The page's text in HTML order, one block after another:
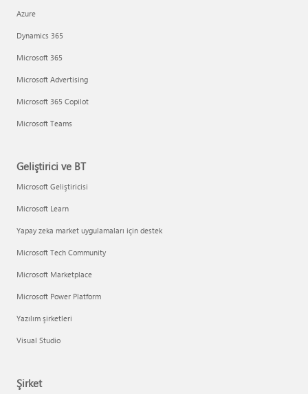
Azure
Dynamics 365
Microsoft 365
Microsoft Advertising
Microsoft 365 Copilot
Microsoft Teams
Geliştirici ve BT
Microsoft Geliştiricisi
Microsoft Learn
Yapay zeka market uygulamaları için destek
Microsoft Tech Community
Microsoft Marketplace
Microsoft Power Platform
Yazılım şirketleri
Visual Studio
Şirket